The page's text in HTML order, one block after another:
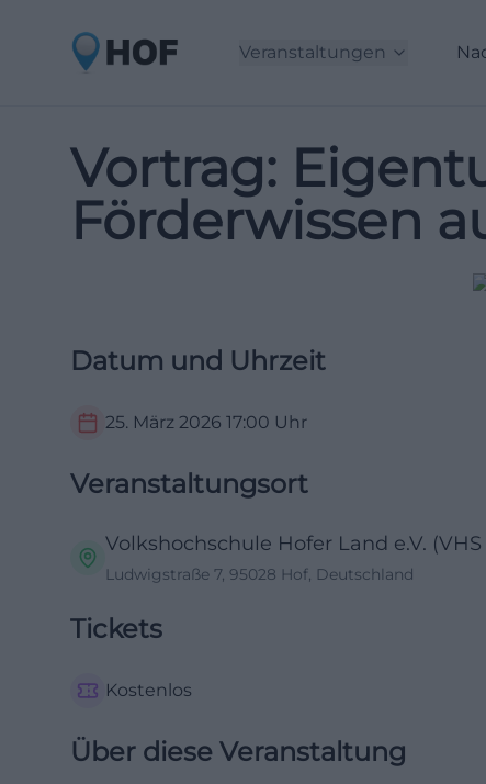
Veranstaltungen
Vortrag:
Förderwissen
Datum und Uhrzeit
25. März 2026 17:00 Uhr
Veranstaltungsort
Volkshochschule Hofer Land e.V.
Ludwigstraße 7, 95028 Hof, Deutschland
Tickets
Kostenlos
Über diese Veranstaltung